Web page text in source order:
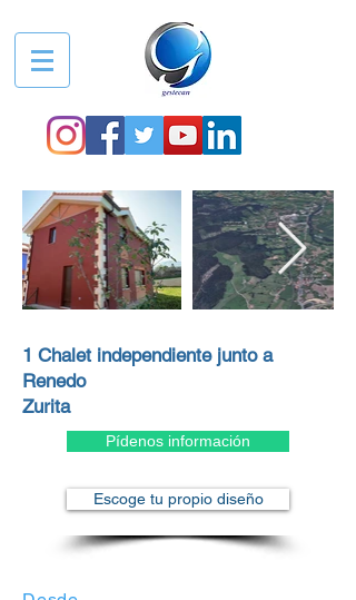
1 Chalet independiente junto a
Renedo
Zurita
Pídenos información
Escoge tu propio diseño